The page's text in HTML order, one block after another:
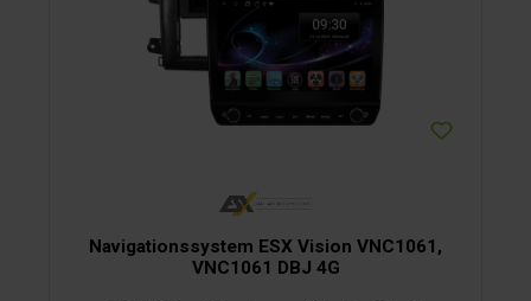
Navigationssystem ESX Vision VNC1061,
VNC1061 DBJ 4G